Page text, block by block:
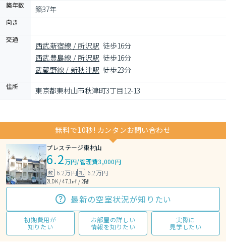
築年数 築37年
向き
交通
西武新宿線 / 所沢駅 徒歩16分
西武豊島線 / 所沢駅 徒歩16分
武蔵野線 / 新秋津駅 徒歩23分
住所 東京都東村山市秋津町3丁目12-13
無料で10秒! カンタンお問い合わせ
プレステージ東村山
6.2万円/管理費3,000円
敷 6.2万円礼 6.2万円
2LDK / 47.1㎡ / 2階
最新の空室状況が知りたい
初期費用が
知りたい
お部屋の詳しい
情報を知りたい
実際に
見学したい